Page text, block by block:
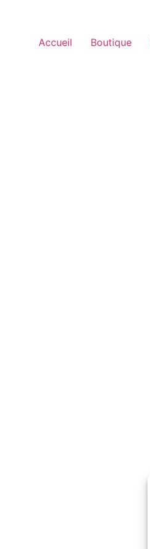
Accueil Boutique